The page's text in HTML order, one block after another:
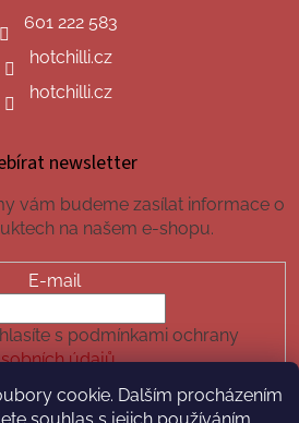
cookie. Dalším procházením
601 222 583
hotchilli.cz
hotchilli.cz
newsletter
vám budeme zasílat informace o
na našem e-shopu.
E-mail
s podmínkami ochrany
údajů.
PŘIHLÁSIT SE